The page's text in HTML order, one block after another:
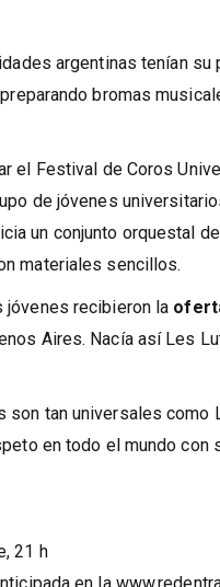
argentinas tenían
bromas
el Festival de Coros
de jóvenes
un conjunto orquestal
materiales sencillos.
recibieron la
Aires. Nacía así Les
tan universales como
en todo el mundo con
21 h